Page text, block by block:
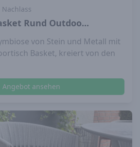
Nachlass
Rund Outdoo...
von Stein und Metall mit
Basket, kreiert von den
Angebot ansehen